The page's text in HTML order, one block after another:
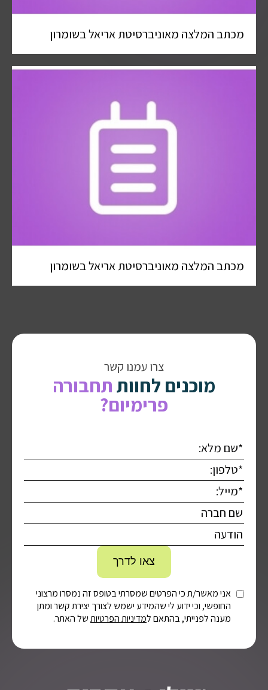
מכתב המלצה מאוניברסיטת אריאל בשומרון
מכתב המלצה מאוניברסיטת אריאל בשומרון
צרו עמנו קשר
מוכנים לחוותתחבורה
פרימיום?
אני מאשר/ת כי הפרטים שמסרתי בטופס זה נמסרו מרצוני
החופשי, וכי ידוע לי שהמידע ישמש לצורך יצירת קשר ומתן
מענה לפנייתי, בהתאם למדיניות הפרטיותשל האתר.